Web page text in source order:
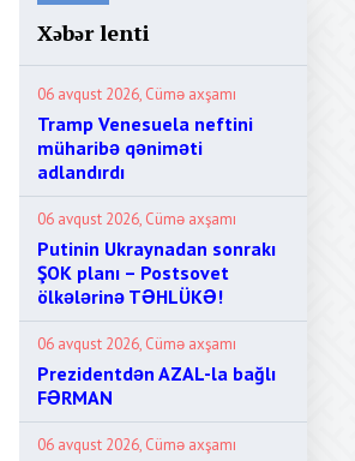
Xəbər lenti
06 avqust 2026, Cümə axşamı
Tramp Venesuela neftini
müharibə qəniməti
adlandırdı
06 avqust 2026, Cümə axşamı
Putinin Ukraynadan sonrakı
ŞOK planı – Postsovet
ölkələrinə TƏHLÜKƏ!
06 avqust 2026, Cümə axşamı
Prezidentdən AZAL-la bağlı
FƏRMAN
06 avqust 2026, Cümə axşamı